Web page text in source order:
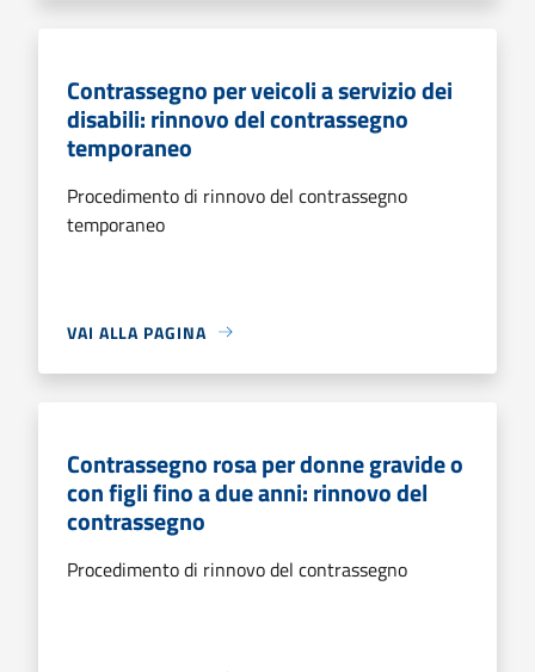
Contrassegno per veicoli a servizio dei
disabili: rinnovo del contrassegno
temporaneo
Procedimento di rinnovo del contrassegno
temporaneo
VAI ALLA PAGINA
Contrassegno rosa per donne gravide o
con figli fino a due anni: rinnovo del
contrassegno
Procedimento di rinnovo del contrassegno